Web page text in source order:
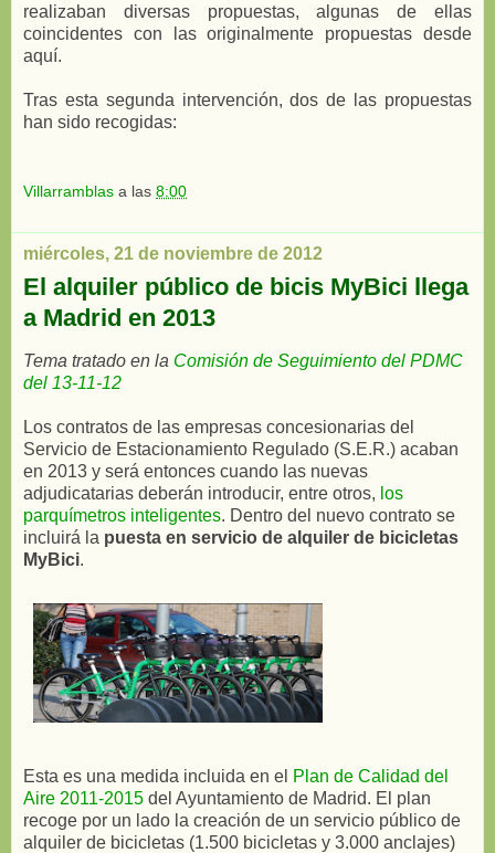
realizaban diversas propuestas, algunas de ellas
coincidentes con las originalmente propuestas desde
aquí.
Tras esta segunda intervención, dos de las propuestas
han sido recogidas:
Villarramblas a las 8:00
miércoles, 21 de noviembre de 2012
El alquiler público de bicis MyBici llega
a Madrid en 2013
Tema tratado en la Comisión de Seguimiento del PDMC
del 13-11-12
Los contratos de las empresas concesionarias del
Servicio de Estacionamiento Regulado (S.E.R.) acaban
en 2013 y será entonces cuando las nuevas
adjudicatarias deberán introducir, entre otros, los
parquímetros inteligentes. Dentro del nuevo contrato se
incluirá la puesta en servicio de alquiler de bicicletas
MyBici.
Esta es una medida incluida en el Plan de Calidad del
Aire 2011-2015 del Ayuntamiento de Madrid. El plan
recoge por un lado la creación de un servicio público de
alquiler de bicicletas (1.500 bicicletas y 3.000 anclajes)